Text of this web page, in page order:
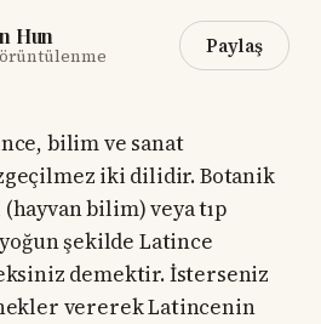
Hun Paylaş
bilim ve sanat
iki dilidir. Botanik
bilim) veya tıp
şekilde Latince
demektir. İsterseniz
vererek Latincenin